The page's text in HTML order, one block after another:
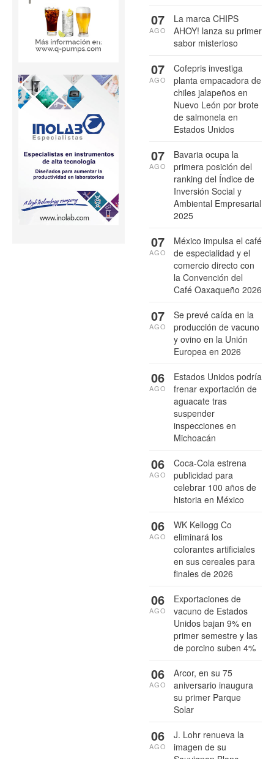
La marca CHIPS
AHOY! lanza su primer
sabor misterioso
07
AGO
Cofepris investiga
planta empacadora de
chiles jalapeños en
Nuevo León por brote
de salmonela en
Estados Unidos
07
AGO
Bavaria ocupa la
primera posición del
ranking del Índice de
Inversión Social y
Ambiental Empresarial
2025
07
AGO
México impulsa el café
de especialidad y el
comercio directo con
la Convención del
Café Oaxaqueño 2026
07
AGO
Se prevé caída en la
producción de vacuno
y ovino en la Unión
Europea en 2026
07
AGO
Estados Unidos podría
frenar exportación de
aguacate tras
suspender
inspecciones en
Michoacán
06
AGO
Coca-Cola estrena
publicidad para
celebrar 100 años de
historia en México
06
AGO
WK Kellogg Co
eliminará los
colorantes artificiales
en sus cereales para
finales de 2026
06
AGO
Exportaciones de
vacuno de Estados
Unidos bajan 9% en
primer semestre y las
de porcino suben 4%
06
AGO
Arcor, en su 75
aniversario inaugura
su primer Parque
Solar
06
AGO
J. Lohr renueva la
imagen de su
06
AGO